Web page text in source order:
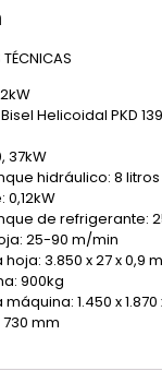
Helicoidal PKD
37kW
hidráulico: 8 litros
de refrigerante:
25-90 m/min
3.850 x 27 x 0,9
900kg
1.450 x 1.870
mm